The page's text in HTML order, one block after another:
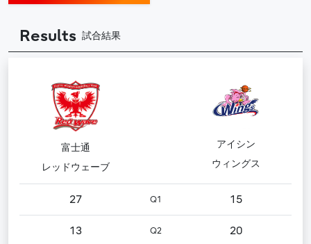
Results 試合結果
富士通
レッドウェーブ
アイシン
ウィングス
27 Q1 15
13 Q2 20